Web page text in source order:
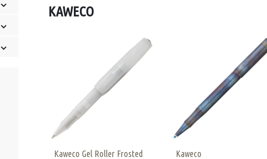
KAWECO
Kaweco Gel Roller Frosted
Kaweco